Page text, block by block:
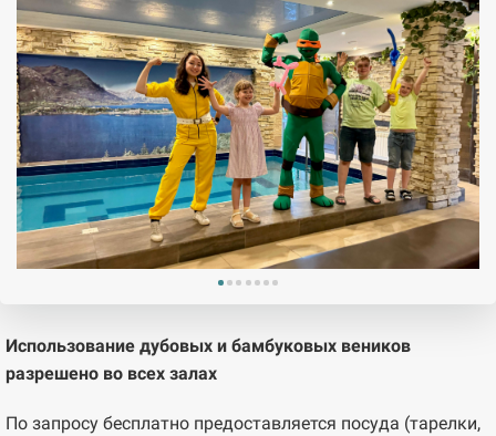
Использование дубовых и бамбуковых веников
разрешено во всех залах
По запросу бесплатно предоставляется посуда (тарелки,